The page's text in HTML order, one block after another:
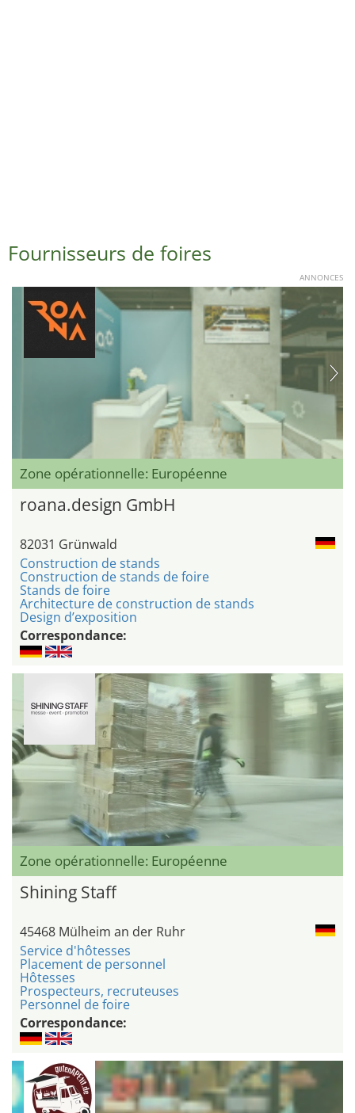
Fournisseurs de foires
ANNONCES
Zone opérationnelle: Européenne
roana.design GmbH
82031 Grünwald
Construction de stands
Construction de stands de foire
Stands de foire
Architecture de construction de stands
Design d’exposition
Correspondance:
Zone opérationnelle: Européenne
Shining Staff
45468 Mülheim an der Ruhr
Service d'hôtesses
Placement de personnel
Hôtesses
Prospecteurs, recruteuses
Personnel de foire
Correspondance: